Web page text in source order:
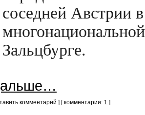
Австрии
комментарий ] [комментарии: 1 ]